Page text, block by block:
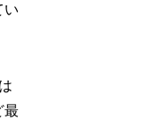
い
最